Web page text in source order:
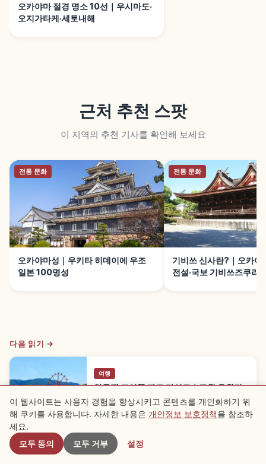
오카야마 절경 명소 10선｜우시마도·
오지가타케·세토내해
근처 추천 스팟
이 지역의 추천 기사를 확인해 보세요
전통 문화
오카야마성｜우키타 히데이에 우조
일본 100명성
전통 문화
기비쓰 신사란?｜오카야
전설·국보 기비쓰즈쿠리
다음 읽기 →
여행
히루젠 조이풀 파크 가이드｜고원 유원지
히루젠 조이풀 파크는 관람차와 코스터, 식사·쇼핑·꽃
산책을 함께 즐기기 좋은 고원 유원지입니다. 가족 여
행 코스와 방문 전 포인트를 소개합니다.
Okayama →
※ 기사 내용은 작성 시점의 정보를 기반으로 하며, 현재 상황과 다를 수 있습니다.
근처 스팟
이 웹사이트는 사용자 경험을 향상시키고 콘텐츠를 개인화하기 위
해 쿠키를 사용합니다. 자세한 내용은 개인정보 보호정책을 참조하
세요.
모두 동의
모두 거부 설정